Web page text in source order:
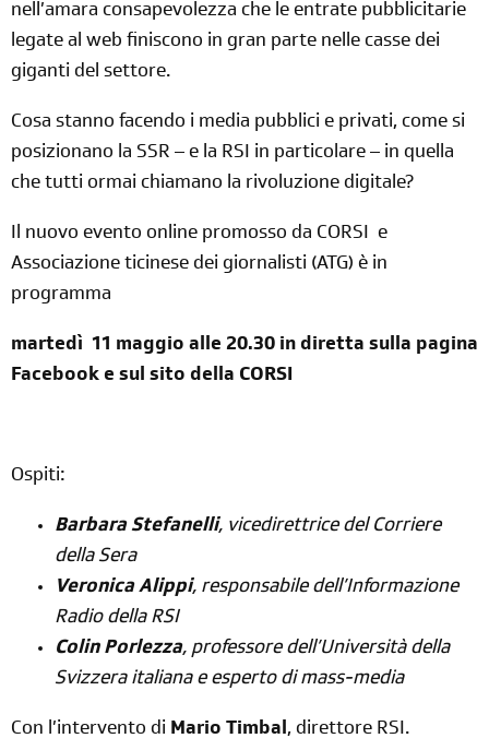
nell’amara consapevolezza che le entrate pubblicitarie
legate al web finiscono in gran parte nelle casse dei
giganti del settore.
Cosa stanno facendo i media pubblici e privati, come si
posizionano la SSR – e la RSI in particolare – in quella
che tutti ormai chiamano la rivoluzione digitale?
Il nuovo evento online promosso da CORSI e
Associazione ticinese dei giornalisti (ATG) è in
programma
martedì 11 maggio alle 20.30 in diretta sulla pagina
Facebook e sul sito della CORSI
Ospiti:
Barbara Stefanelli, vicedirettrice del Corriere
della Sera
Veronica Alippi, responsabile dell’Informazione
Radio della RSI
Colin Porlezza, professore dell’Università della
Svizzera italiana e esperto di mass-media
Con l’intervento di Mario Timbal, direttore RSI.